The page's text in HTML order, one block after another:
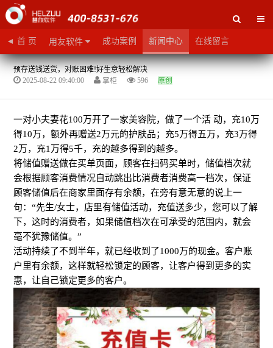
◄ 首 页 用友软件 成功案例 新闻中心 在线留言
预存送钱送货，对账困难!好生意轻松解决
2025-08-22 09:40:00
掌柜 596 原创
一对小夫妻花100万开了一家美容院，做了一个活 动，充10万
得10万，额外再赠送2万元的护肤品；充5万得五万，充3万得
2万，充1万得5千，充的越多得到的越多。
将储值赠送做在买单页面，顾客在扫码买单时，储值档次就
会根据顾客消费情况自动跳出比消费者消费高一档次，保证
顾客储值后在商家里面存有余额，在旁有意无意的说上一
句：“先生/女士，店里有储值活动，充值送多少，您可以了解
下，这时的消费者，如果储值档次在可承受的范围内，就会
毫不犹豫储值。”
活动持续了不到半年，就已经收到了1000万的现金。客户账
户里有余额，这样就轻松锁定的顾客，让客户得到更多的实
惠，让自己锁定更多的客户。